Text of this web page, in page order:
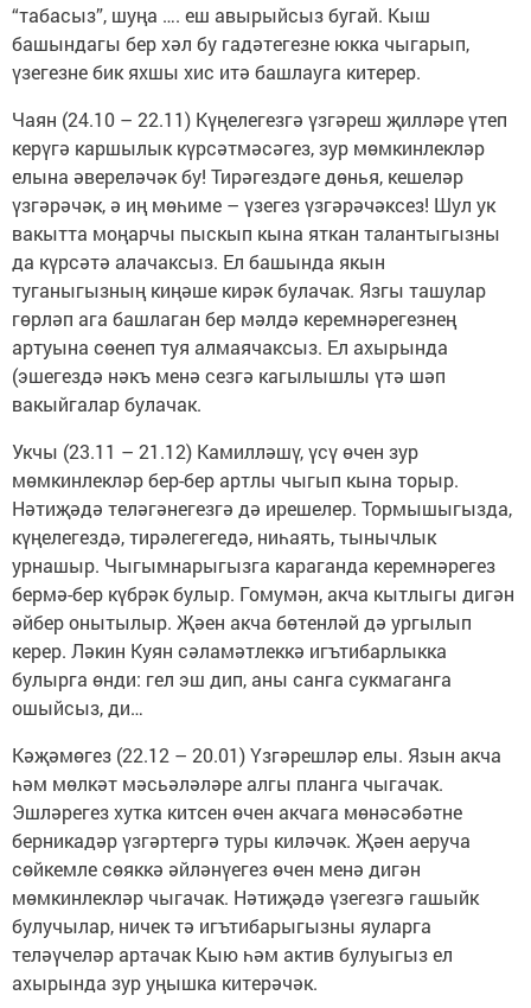
“табасыз”, шуңа …. еш авырыйсыз бугай. Кыш
башындагы бер хәл бу гадәтегезне юкка чыгарып,
үзегезне бик яхшы хис итә башлауга китерер.
Чаян (24.10 – 22.11) Күңелегезгә үзгәреш җилләре үтеп
керүгә каршылык күрсәтмәсәгез, зур мөмкинлекләр
елына әвереләчәк бу! Тирәгездәге дөнья, кешеләр
үзгәрәчәк, ә иң мөһиме – үзегез үзгәрәчәксез! Шул ук
вакытта моңарчы пыскып кына яткан талантыгызны
да күрсәтә алачаксыз. Ел башында якын
туганыгызның киңәше кирәк булачак. Язгы ташулар
гөрләп ага башлаган бер мәлдә керемнәрегезнең
артуына сөенеп туя алмаячаксыз. Ел ахырында
(эшегездә нәкъ менә сезгә кагылышлы үтә шәп
вакыйгалар булачак.
Укчы (23.11 – 21.12) Камилләшү, үсү өчен зур
мөмкинлекләр бер-бер артлы чыгып кына торыр.
Нәтиҗәдә теләгәнегезгә дә ирешелер. Тормышыгызда,
күңелегездә, тирәлегегедә, ниһаять, тынычлык
урнашыр. Чыгымнарыгызга караганда керемнәрегез
бермә-бер күбрәк булыр. Гомумән, акча кытлыгы дигән
әйбер онытылыр. Җәен акча бөтенләй дә ургылып
керер. Ләкин Куян сәламәтлеккә игътибарлыкка
булырга өнди: гел эш дип, аны санга сукмаганга
ошыйсыз, ди…
Кәҗәмөгез (22.12 – 20.01) Үзгәрешләр елы. Язын акча
һәм мөлкәт мәсьәләләре алгы планга чыгачак.
Эшләрегез хутка китсен өчен акчага мөнәсәбәтне
берникадәр үзгәртергә туры киләчәк. Җәен аеруча
сөйкемле сөяккә әйләнүегез өчен менә дигән
мөмкинлекләр чыгачак. Нәтиҗәдә үзегезгә гашыйк
булучылар, ничек тә игътибарыгызны яуларга
теләүчеләр артачак Кыю һәм актив булуыгыз ел
ахырында зур уңышка китерәчәк.